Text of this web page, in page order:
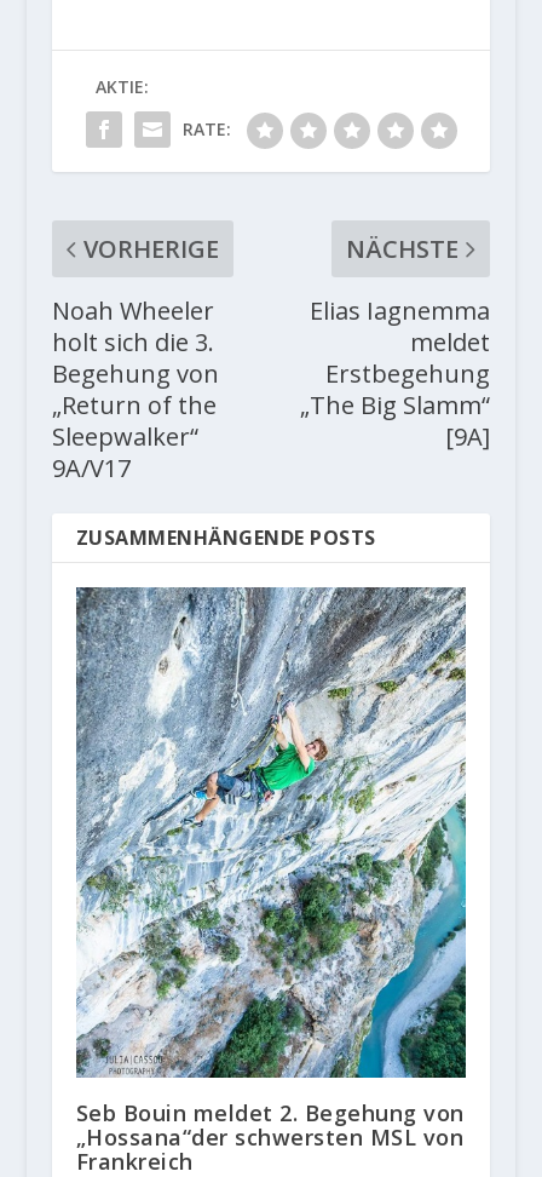
AKTIE:
RATE:
VORHERIGE
Noah Wheeler
holt sich die 3.
Begehung von
„Return of the
Sleepwalker“
9A/V17
NÄCHSTE
Elias Iagnemma
meldet
Erstbegehung
„The Big Slamm“
[9A]
ZUSAMMENHÄNGENDE POSTS
Seb Bouin meldet 2. Begehung von
„Hossana“der schwersten MSL von
Frankreich